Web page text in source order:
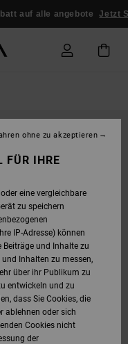
auf alle angebote Jetzt
FÜR IHRE
eine vergleichbare
zu speichern
IP-Adresse) können
Beiträge und Inhalte zu
Inhalten zu messen,
über ihr Publikum zu
entwickeln und zu
dass Sie Cookies, die
ablehnen oder sich
Cookies nicht
der
ohne zu akzeptieren